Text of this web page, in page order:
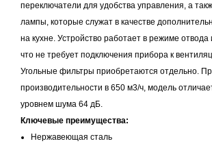
переключатели для удобства управления, а
лампы, которые служат в качестве
на кухне. Устройство работает в режиме отвода
что не требует подключения прибора к
Угольные фильтры приобретаются отдельно.
производительности в 650 м3/ч, модель
уровнем шума 64 дБ.
Ключевые преимущества:
Нержавеющая сталь